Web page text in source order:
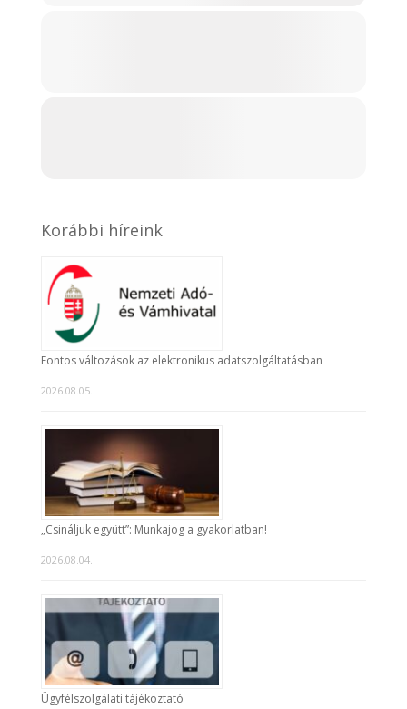
Korábbi híreink
Fontos változások az elektronikus adatszolgáltatásban
2026.08.05.
„Csináljuk együtt”: Munkajog a gyakorlatban!
2026.08.04.
Ügyfélszolgálati tájékoztató